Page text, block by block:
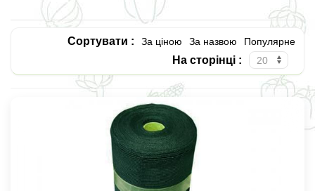
Сортувати : За ціною За назвою Популярне
На сторінці :